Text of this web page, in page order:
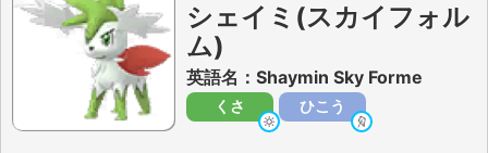
シェイミ(スカイフォル
ム)
英語名：Shaymin Sky Forme
くさ ひこう